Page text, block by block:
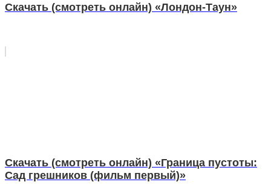
Скачать (смотреть онлайн) «Лондон-Таун»
Скачать (смотреть онлайн) «Граница пустоты:
Сад грешников (фильм первый)»